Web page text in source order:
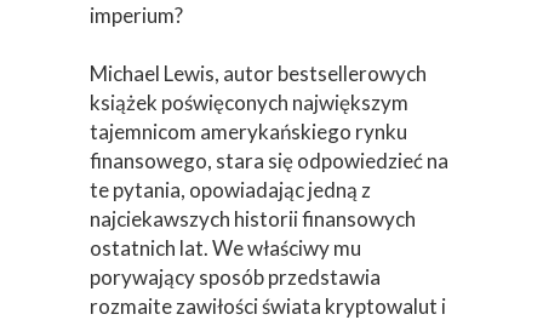
imperium?
Michael Lewis, autor bestsellerowych
książek poświęconych największym
tajemnicom amerykańskiego rynku
finansowego, stara się odpowiedzieć na
te pytania, opowiadając jedną z
najciekawszych historii finansowych
ostatnich lat. We właściwy mu
porywający sposób przedstawia
rozmaite zawiłości świata kryptowalut i